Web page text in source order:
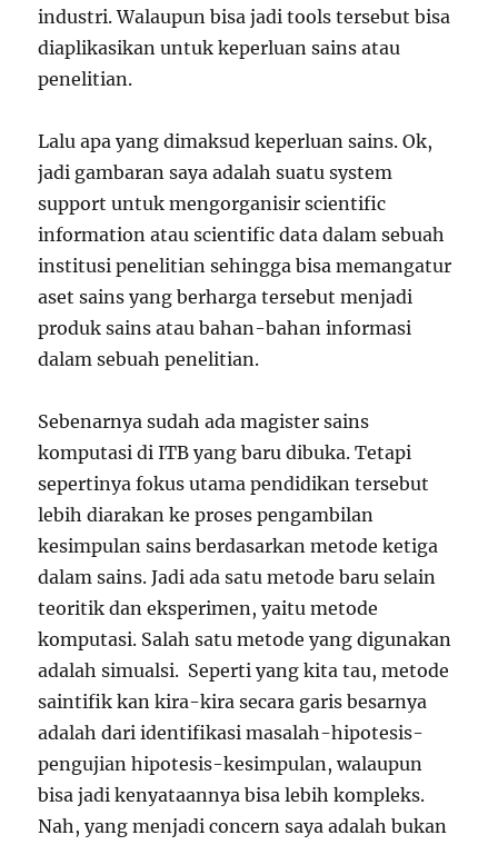
industri. Walaupun bisa jadi tools tersebut bisa
diaplikasikan untuk keperluan sains atau
penelitian.
Lalu apa yang dimaksud keperluan sains. Ok,
jadi gambaran saya adalah suatu system
support untuk mengorganisir scientific
information atau scientific data dalam sebuah
institusi penelitian sehingga bisa memangatur
aset sains yang berharga tersebut menjadi
produk sains atau bahan-bahan informasi
dalam sebuah penelitian.
Sebenarnya sudah ada magister sains
komputasi di ITB yang baru dibuka. Tetapi
sepertinya fokus utama pendidikan tersebut
lebih diarakan ke proses pengambilan
kesimpulan sains berdasarkan metode ketiga
dalam sains. Jadi ada satu metode baru selain
teoritik dan eksperimen, yaitu metode
komputasi. Salah satu metode yang digunakan
adalah simualsi. Seperti yang kita tau, metode
saintifik kan kira-kira secara garis besarnya
adalah dari identifikasi masalah-hipotesis-
pengujian hipotesis-kesimpulan, walaupun
bisa jadi kenyataannya bisa lebih kompleks.
Nah, yang menjadi concern saya adalah bukan